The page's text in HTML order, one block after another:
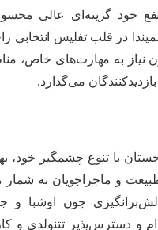
خود گزینه‌ای عالی
در قلب تفلیس
نیاز به مهارت‌های خاص،
می‌گذارد.
با تنوع چشمگیر خود،
و ماجراجویان به شمار
چون اوشبا و
و دسترس‌پذیر تتنولدی و